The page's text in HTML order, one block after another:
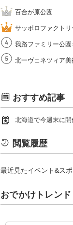
百合が原公園
サッポロファクトリ
我路ファミリー公
北一ヴェネツィア美
おすすめ記事
北海道で今週末に
閲覧履歴
最近見たイベント&ス
おでかけトレンド